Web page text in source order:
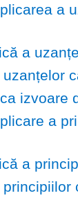
a
a
izvoare
a
a